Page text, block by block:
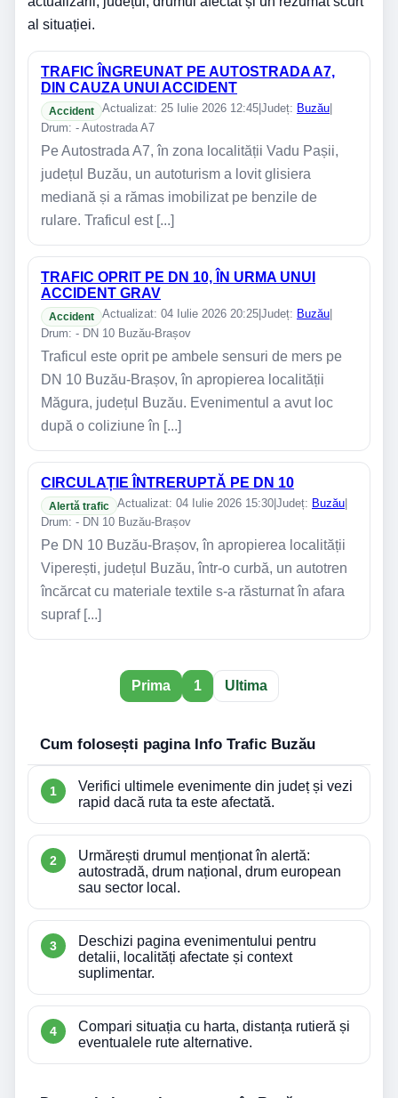
al situației.
TRAFIC ÎNGREUNAT PE AUTOSTRADA A7,
DIN CAUZA UNUI ACCIDENT
Accident Actualizat: 25 Iulie 2026 12:45 Județ: Buzău
Drum: - Autostrada A7
Pe Autostrada A7, în zona localității Vadu Pașii,
județul Buzău, un autoturism a lovit glisiera
mediană și a rămas imobilizat pe benzile de
rulare. Traficul est [...]
TRAFIC OPRIT PE DN 10, ÎN URMA UNUI
ACCIDENT GRAV
Accident Actualizat: 04 Iulie 2026 20:25 Județ: Buzău
Drum: - DN 10 Buzău-Brașov
Traficul este oprit pe ambele sensuri de mers pe
DN 10 Buzău-Brașov, în apropierea localității
Măgura, județul Buzău. Evenimentul a avut loc
după o coliziune în [...]
CIRCULAȚIE ÎNTRERUPTĂ PE DN 10
Alertă trafic Actualizat: 04 Iulie 2026 15:30|Județ: Buzău|
Drum: - DN 10 Buzău-Brașov
Pe DN 10 Buzău-Brașov, în apropierea localității
Viperești, județul Buzău, într-o curbă, un autotren
încărcat cu materiale textile s-a răsturnat în afara
supraf [...]
Prima 1 Ultima
Cum folosești pagina Info Trafic Buzău
Verifici ultimele evenimente din județ și vezi
rapid dacă ruta ta este afectată.
Urmărești drumul menționat în alertă:
autostradă, drum național, drum european
sau sector local.
Deschizi pagina evenimentului pentru
detalii, localități afectate și context
suplimentar.
Compari situația cu harta, distanța rutieră și
eventualele rute alternative.